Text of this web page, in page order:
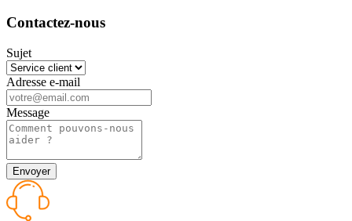
Contactez-nous
Sujet
Adresse e-mail
Message